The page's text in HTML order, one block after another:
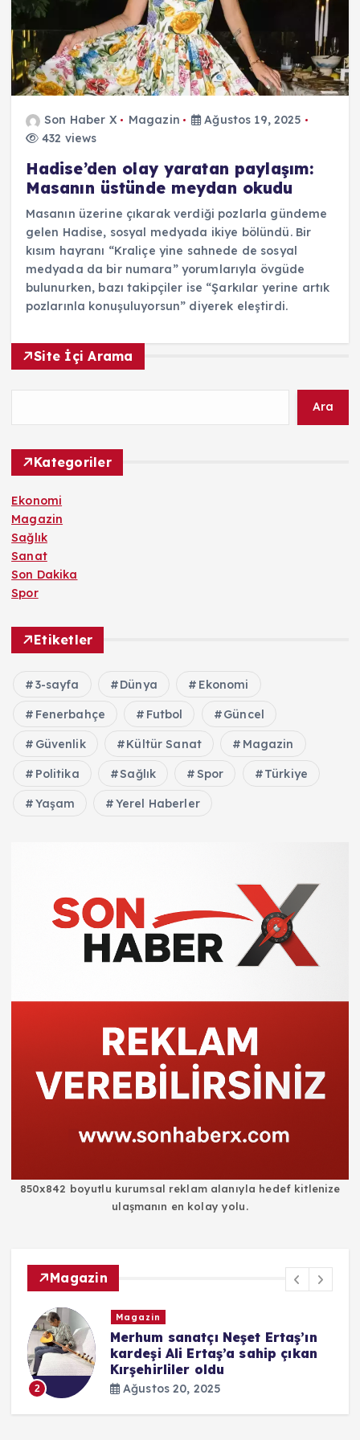
Son Haber X Magazin
Ağustos 19, 2025
432 views
Hadise’den olay yaratan paylaşım:
Masanın üstünde meydan okudu
Masanın üzerine çıkarak verdiği pozlarla gündeme
gelen Hadise, sosyal medyada ikiye bölündü. Bir
kısım hayranı “Kraliçe yine sahnede de sosyal
medyada da bir numara” yorumlarıyla övgüde
bulunurken, bazı takipçiler ise “Şarkılar yerine artık
pozlarınla konuşuluyorsun” diyerek eleştirdi.
Site İçi Arama
Ara
Kategoriler
Ekonomi
Magazin
Sağlık
Sanat
Son Dakika
Spor
Etiketler
3-sayfa Dünya Ekonomi
Fenerbahçe Futbol Güncel
Güvenlik Kültür Sanat Magazin
Politika Sağlık Spor Türkiye
Yaşam Yerel Haberler
850x842 boyutlu kurumsal reklam alanıyla hedef kitlenize
ulaşmanın en kolay yolu.
Magazin
2
Magazin
Merhum sanatçı Neşet Ertaş’ın
kardeşi Ali Ertaş’a sahip çıkan
Kırşehirliler oldu
Ağustos 20, 2025